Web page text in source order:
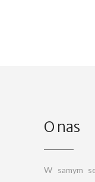
O nas
W samym